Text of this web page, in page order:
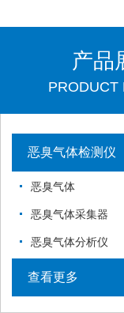
产品
PRODUCT
恶臭气体检测仪
恶臭气体
恶臭气体采集器
恶臭气体分析仪
查看更多